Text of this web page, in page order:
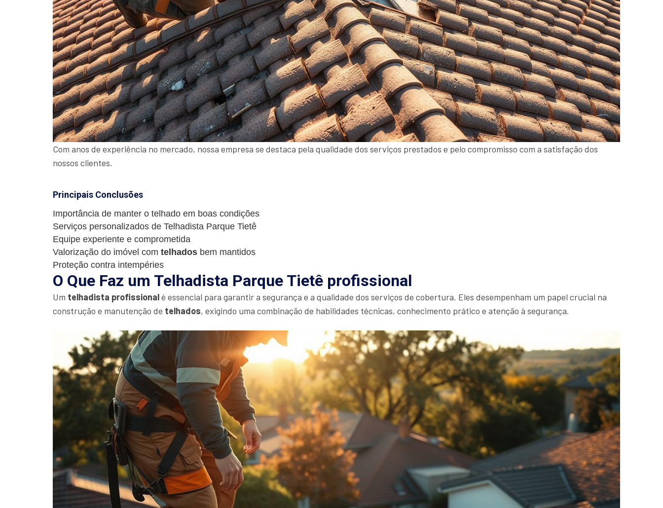
Com anos de experiência no mercado, nossa empresa se destaca pela qualidade dos serviços prestados e pelo compromisso com a satisfação dos
nossos clientes.
Principais Conclusões
Importância de manter o telhado em boas condições
Serviços personalizados de Telhadista Parque Tietê
Equipe experiente e comprometida
Valorização do imóvel com telhados bem mantidos
Proteção contra intempéries
O Que Faz um Telhadista Parque Tietê profissional
Um telhadista profissionalé essencial para garantir a segurança e a qualidade dos serviços de cobertura. Eles desempenham um papel crucial na
construção e manutenção de telhados, exigindo uma combinação de habilidades técnicas, conhecimento prático e atenção à segurança.